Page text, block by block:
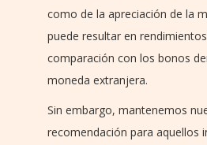
como de la apreciación de la
puede resultar en
comparación con los bonos
moneda extranjera.
Sin embargo, mantenemos
recomendación para aquellos